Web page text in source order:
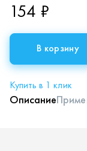
154 ₽
В корзину
Купить в 1 клик
Описание